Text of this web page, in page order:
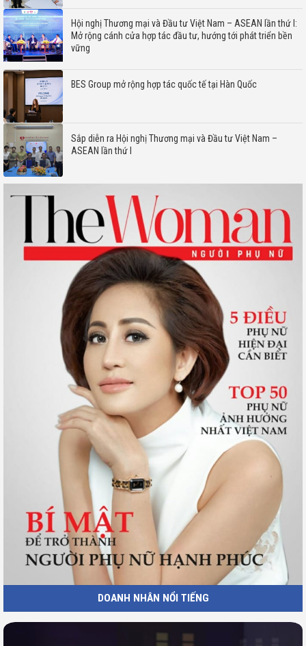
Hội nghị Thương mại và Đầu tư Việt Nam – ASEAN lần thứ I:
Mở rộng cánh cửa hợp tác đầu tư, hướng tới phát triển bền
vững
BES Group mở rộng hợp tác quốc tế tại Hàn Quốc
Sắp diễn ra Hội nghị Thương mại và Đầu tư Việt Nam –
ASEAN lần thứ I
DOANH NHÂN NỔI TIẾNG